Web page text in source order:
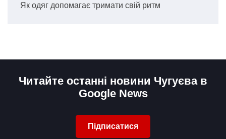
Як одяг допомагає тримати свій ритм
Читайте останні новини Чугуєва в
Google News
Підписатися